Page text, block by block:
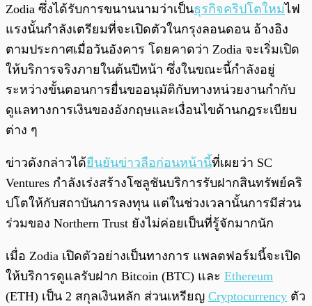
Zodia ซึ่งได้รับการขนานนามว่าเป็นธุรกิจคริปโตใหม่ไฟ
แรงนั้นกำลังเตรียมที่จะเปิดตัวในกรุงลอนดอน อ้างอิง
ตามประกาศเมื่อวันอังคาร โดยคาดว่า Zodia จะเริ่มเปิด
ให้บริการจริงภายในต้นปีหน้า ซึ่งในขณะนี้กำลังอยู่
ระหว่างขั้นตอนการยื่นขออนุมัติกับทางหน่วยงานกำกับ
ดูแลทางการเงินของอังกฤษและเงื่อนไขด้านกฎระเบียบ
ต่าง ๆ
ข่าวดังกล่าวได้ยืนยันข่าวลือก่อนหน้านี้ที่เผยว่า SC
Ventures กำลังเร่งสร้างโซลูชันบริการรับฝากสินทรัพย์คริ
ปโตให้กับสถาบันการลงทุน แต่ในช่วงเวลานั้นการมีส่วน
ร่วมของ Northern Trust ยังไม่ค่อยเป็นที่รู้จักมากนัก
เมื่อ Zodia เปิดตัวอย่างเป็นทางการ แพลตฟอร์มนี้จะเปิด
ให้บริการดูแลรับฝาก Bitcoin (BTC) และ Ethereum
(ETH) เป็น 2 สกุลเงินหลัก ส่วนเหรียญ Cryptocurrency ตัว